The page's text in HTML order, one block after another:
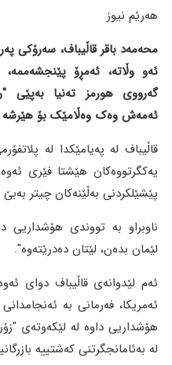
هەرێم نیوز
محەمەد باقر قاڵیباف، سەرۆکی
گەرووی هورمز تەنیا بەپێی
ئەمەش وەک وەڵامێک بۆ هێرشە
قاڵیباف لە پەیامێکدا لە
یەکگرتووەکان هێشتا فێری
پێشێلکردنی بەڵێنەکان چیتر
ناوبراو بە تووندی هۆشداریی
لێمان بدەن، لێتان دەدرێتەوە".
ئەم لێدوانەی قاڵیباف دوای
ئەمریکا، فەرمانی بە
هۆشداریی داوە لە لێکەوتەی
لە بەئامانجگرتنی کەشتییە